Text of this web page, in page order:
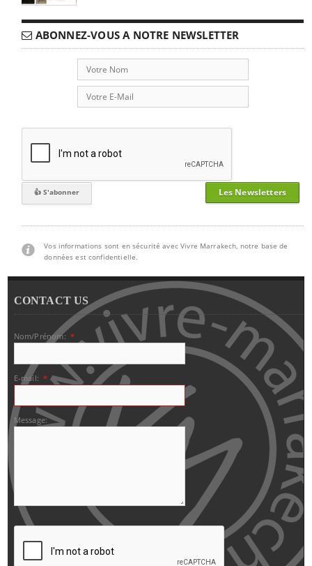
ABONNEZ-VOUS A NOTRE NEWSLETTER
Les Newsletters
Vos informations sont en sécurité avec Vivre Marrakech, notre base de
données est confidentielle.
CONTACT US
Nom/Prénom: *
E-mail: *
Message: